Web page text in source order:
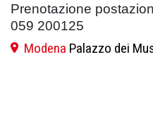
Prenotazione
059 200125
Modena Palazzo dei